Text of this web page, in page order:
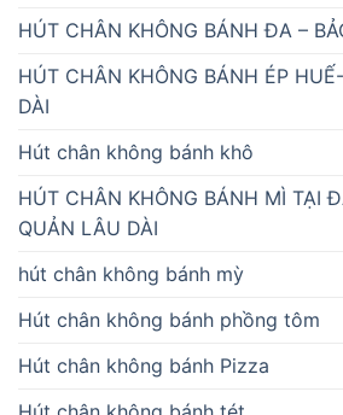
HÚT CHÂN KHÔNG BÁNH ĐA –
HÚT CHÂN KHÔNG BÁNH ÉP
DÀI
Hút chân không bánh khô
HÚT CHÂN KHÔNG BÁNH MÌ TẠI
QUẢN LÂU DÀI
hút chân không bánh mỳ
Hút chân không bánh phồng tôm
Hút chân không bánh Pizza